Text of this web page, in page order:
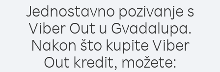
Jednostavno pozivanje s
Viber Out u Gvadalupa.
Nakon što kupite Viber
Out kredit, možete: